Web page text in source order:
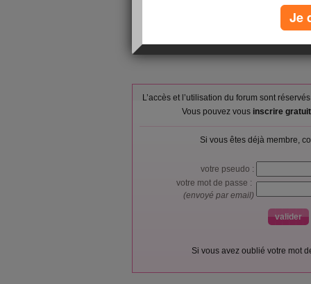
748 kcal
L’accès et l’utilisation du forum sont
Vous pouvez vous inscrire
Si vous êtes déjà membre,
votre pseudo :
votre mot de passe :
(envoyé par email)
Si vous avez oublié votre mot
Je